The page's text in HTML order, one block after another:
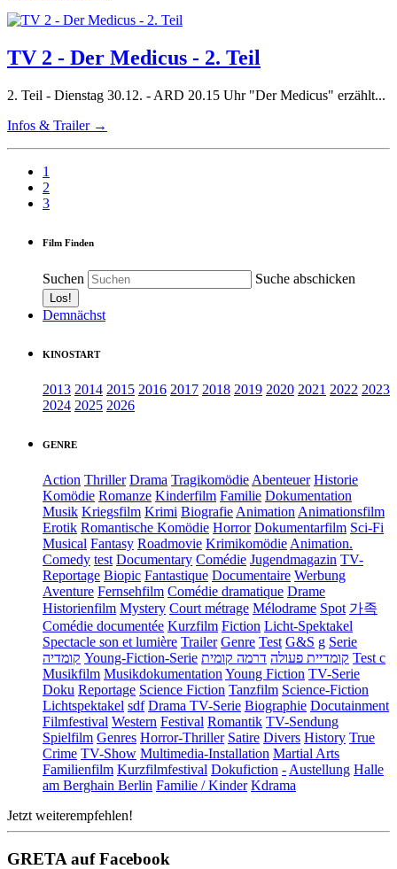
TV 2 - Der Medicus - 2. Teil
2. Teil - Dienstag 30.12. - ARD 20.15 Uhr "Der Medicus" erzählt...
Infos & Trailer →
1
2
3
Film Finden
Suchen Suche abschicken
Demnächst
KINOSTART
2013 2014 2015 2016 2017 2018 2019 2020 2021 2022 2023
2024 2025 2026
GENRE
Action Thriller Drama Tragikomödie Abenteuer Historie
Komödie Romanze Kinderfilm Familie Dokumentation
Musik Kriegsfilm Krimi Biografie Animation Animationsfilm
Erotik Romantische Komödie Horror Dokumentarfilm Sci-Fi
Musical Fantasy Roadmovie Krimikomödie Animation.
Comedy test Documentary Comédie Jugendmagazin TV-
Reportage Biopic Fantastique Documentaire Werbung
Aventure Fernsehfilm Comédie dramatique Drame
Historienfilm Mystery Court métrage Mélodrame Spot 가족
Comédie documentée Kurzfilm Fiction Licht-Spektakel
Spectacle son et lumière Trailer Genre Test G&S g Serie
קומדיה Young-Fiction-Serie קומדיית פעולה דרמה קומית
Test c
Musikfilm Musikdokumentation Young Fiction TV-Serie
Doku Reportage Science Fiction Tanzfilm Science-Fiction
Lichtspektakel sdf Drama TV-Serie Biographie Docutainment
Filmfestival Western Festival Romantik TV-Sendung
Spielfilm Genres Horror-Thriller Satire Divers History True
Crime TV-Show Multimedia-Installation Martial Arts
Familienfilm Kurzfilmfestival Dokufiction - Austellung Halle
am Berghain Berlin Familie / Kinder Kdrama
Jetzt weiterempfehlen!
GRETA auf Facebook